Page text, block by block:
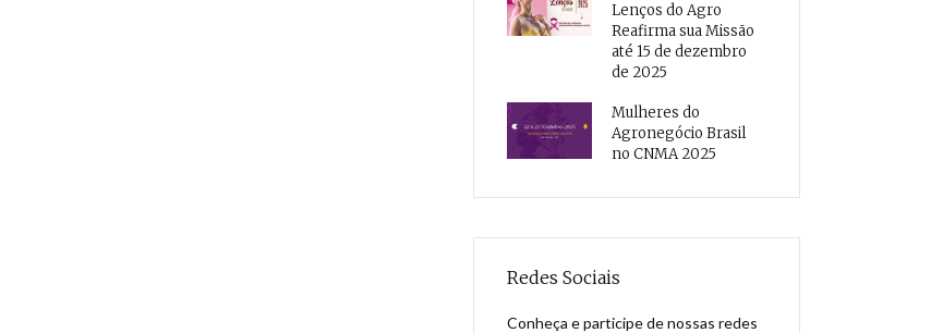
Lenços do Agro
Reafirma sua Missão
até 15 de dezembro
de 2025
Mulheres do
Agronegócio Brasil
no CNMA 2025
Redes Sociais
Conheça e participe de nossas redes